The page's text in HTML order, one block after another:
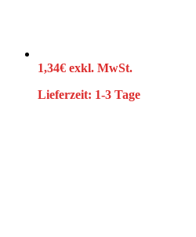
1,34€ exkl. MwSt.
Lieferzeit: 1-3 Tage